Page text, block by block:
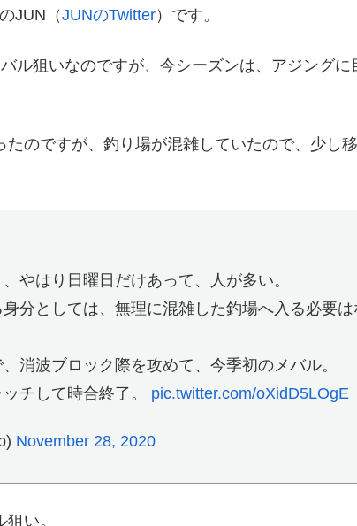
JUN（JUNのTwitter）です。
ル狙いなのですが、今シーズンは、アジング
たのですが、釣り場が混雑していたので、少し
やはり日曜日だけあって、人が多い。
分としては、無理に混雑した釣場へ入る必要
消波ブロック際を攻めて、今季初のメバル。
チして時合終了。 pic.twitter.com/oXidD5LOgE
November 28, 2020
い。